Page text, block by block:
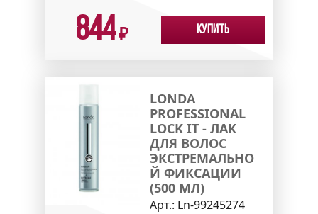
844₽ Купить
LONDA
PROFESSIONAL
LOCK IT - ЛАК
ДЛЯ ВОЛОС
ЭКСТРЕМАЛЬНО
Й ФИКСАЦИИ
(500 МЛ)
Арт.: Ln-99245274